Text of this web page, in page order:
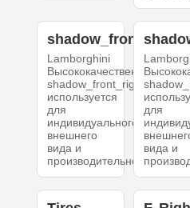
shadow_front_right
Lamborghini
Высококачественный
shadow_front_right
используется
для
индивидуального
внешнего
вида и
производительности.
для
вида и